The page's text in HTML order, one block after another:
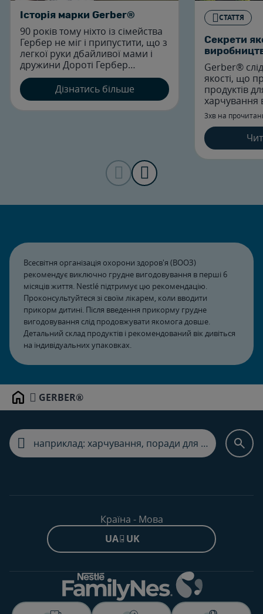
Історія марки Gerber®
90 років тому ніхто із сімейства
Гербер не міг і припустити, що з
легкої руки дбайливої мами і
дружини Дороті Гербер
невеликий консервний завод її
чоловіка в американському
штаті Мічиган прославиться на
весь світ. Сьогодні дитяче
Дізнатись більше
СТАТТЯ
Секрети
Gerber®
якості, що
продуктів
харчування
знаємо всю
моркви:
баночки.
3хв на
Всесвітня організація охорони здоров'я (ВООЗ)
рекомендує виключно грудне вигодовування в перші 6
місяців життя. Nestlé підтримує цю рекомендацію.
Проконсультуйтеся зі своїм лікарем, коли вводити
прикорм дитині. Після введення прикорму грудне
вигодовування слід продовжувати якомога довше.
Детальний склад продуктів і рекомендований вік дивіться
на індивідуальних упаковках.
Home GERBER®
Країна - Мова
UA - UK